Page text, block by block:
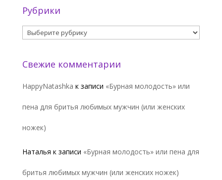
Рубрики
Рубрики
Свежие комментарии
HappyNatashka к записи «Бурная молодость» или
пена для бритья любимых мужчин (или женских
ножек)
Наталья к записи «Бурная молодость» или пена для
бритья любимых мужчин (или женских ножек)